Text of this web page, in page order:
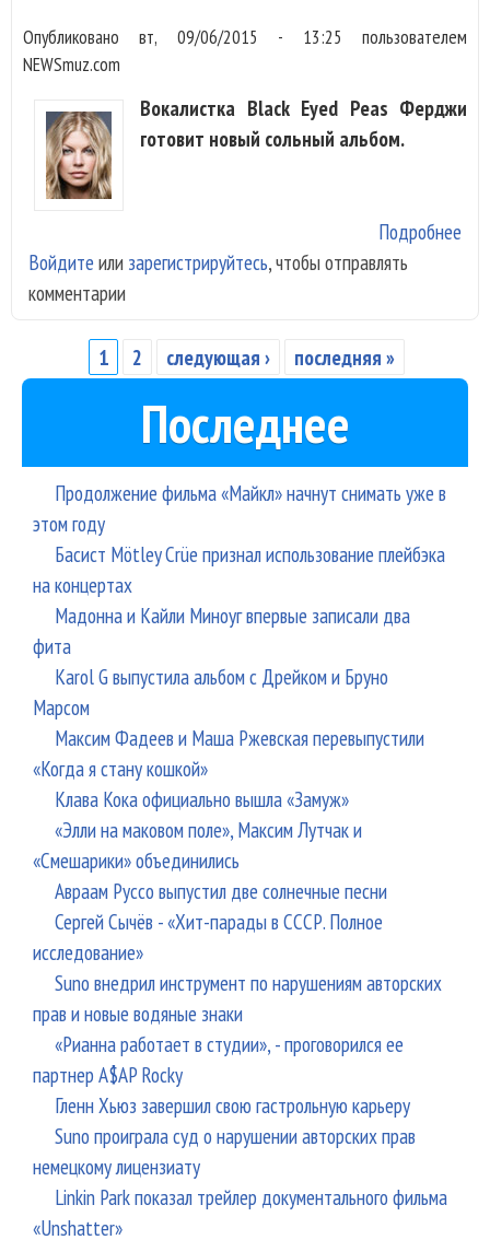
Опубликовановт, 09/06/2015 - 13:25 пользователем
NEWSmuz.com
Вокалистка Black Eyed Peas Ферджи
готовит новый сольный альбом.
Подробнее
Войдите или зарегистрируйтесь, чтобы отправлять
комментарии
Страницы
1 2 следующая › последняя »
Последнее
Продолжение фильма «Майкл» начнут снимать уже в
этом году
Басист Mötley Crüe признал использование плейбэка
на концертах
Мадонна и Кайли Миноуг впервые записали два
фита
Karol G выпустила альбом с Дрейком и Бруно
Марсом
Максим Фадеев и Маша Ржевская перевыпустили
«Когда я стану кошкой»
Клава Кока официально вышла «Замуж»
«Элли на маковом поле», Максим Лутчак и
«Смешарики» объединились
Авраам Руссо выпустил две солнечные песни
Сергей Сычёв - «Хит-парады в СССР. Полное
исследование»
Suno внедрил инструмент по нарушениям авторских
прав и новые водяные знаки
«Рианна работает в студии», - проговорился ее
партнер A$AP Rocky
Гленн Хьюз завершил свою гастрольную карьеру
Suno проиграла суд о нарушении авторских прав
немецкому лицензиату
Linkin Park показал трейлер документального фильма
«Unshatter»